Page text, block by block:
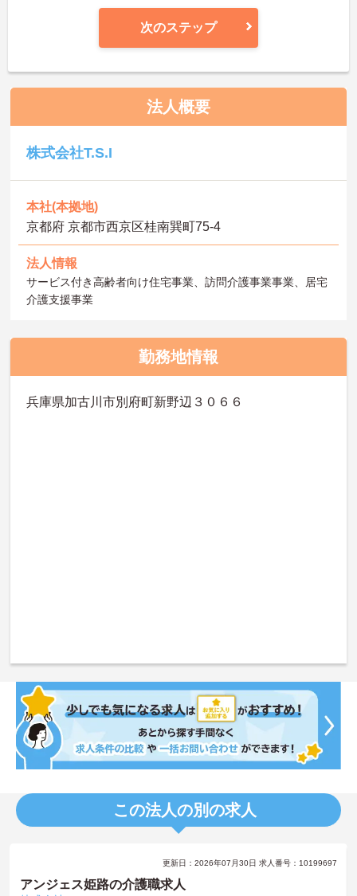
次のステップ
法人概要
株式会社T.S.I
本社(本拠地)
京都府 京都市西京区桂南巽町75‐4
法人情報
サービス付き高齢者向け住宅事業、訪問介護事業事業、居宅
介護支援事業
勤務地情報
兵庫県加古川市別府町新野辺３０６６
この法人の別の求人
更新日：2026年07月30日 求人番号：10199697
アンジェス姫路の介護職求人